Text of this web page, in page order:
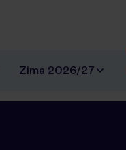
Zima 2026/27